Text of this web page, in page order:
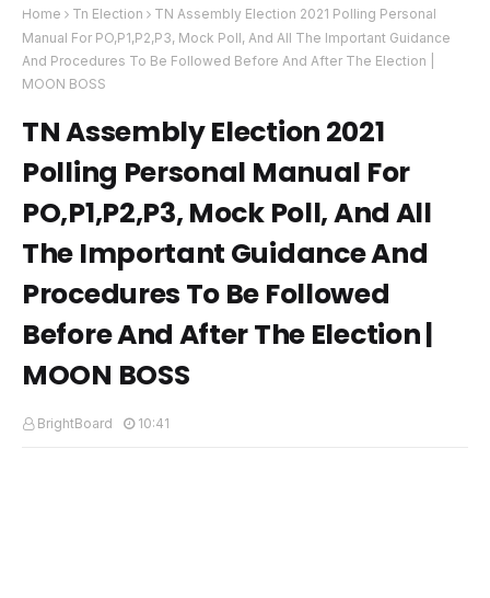
- 22.07.2025 | பள்ளி காலை வழிபாட்டு செயல்பாடுகள் |
www.brightboard.net | MOON
Home Tn Election
TN Assembly Election 2021 Polling Personal
Manual For PO,P1,P2,P3, Mock Poll, And All The Important Guidance
And Procedures To Be Followed Before And After The Election |
MOON BOSS
TN Assembly Election 2021
Polling Personal Manual For
PO,P1,P2,P3, Mock Poll, And All
The Important Guidance And
Procedures To Be Followed
Before And After The Election |
MOON BOSS
BrightBoard 10:41